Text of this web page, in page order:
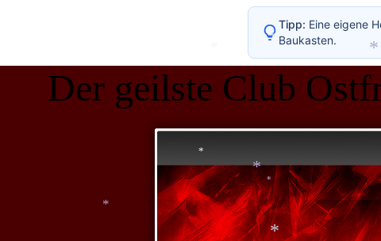
Der geilste Club
Tipp: Eine eigene
Baukasten.
*
*
*
* *